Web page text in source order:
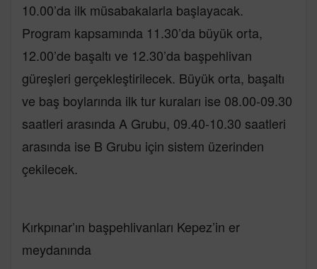
10.00’da ilk müsabakalarla başlayacak.
Program kapsamında 11.30’da büyük orta,
12.00’de başaltı ve 12.30’da başpehlivan
güreşleri gerçekleştirilecek. Büyük orta, başaltı
ve baş boylarında ilk tur kuraları ise 08.00-09.30
saatleri arasında A Grubu, 09.40-10.30 saatleri
arasında ise B Grubu için sistem üzerinden
çekilecek.
Kırkpınar’ın başpehlivanları Kepez’in er
meydanında